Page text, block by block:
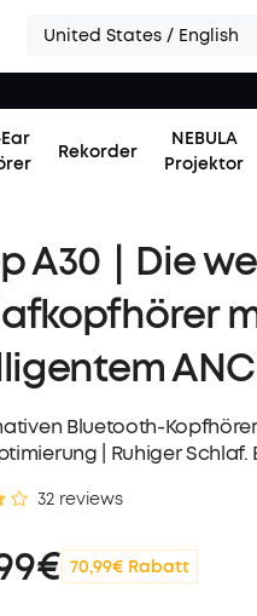
United States / English
Rekorder
NEBULA
Projektor
Meine
A30｜Die
ANC
Bluetooth-
| Ruhiger Schlaf.
32 reviews
70,99€ Rabatt